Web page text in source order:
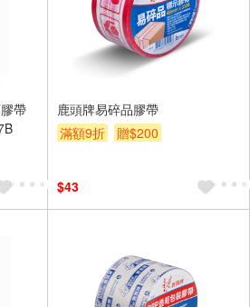
帶
鹿頭牌易碎品膠帶
滿額9折
贈$200
$43